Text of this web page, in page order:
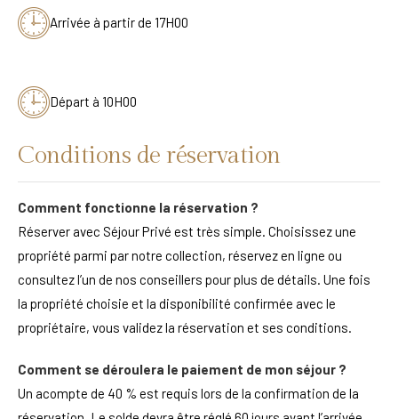
Arrivée à partir de 17H00
Départ à 10H00
Conditions de réservation
Comment fonctionne la réservation ?
Réserver avec Séjour Privé est très simple. Choisissez une
propriété parmi par notre collection, réservez en ligne ou
consultez l’un de nos conseillers pour plus de détails. Une fois
la propriété choisie et la disponibilité confirmée avec le
propriétaire, vous validez la réservation et ses conditions.
Comment se déroulera le paiement de mon séjour ?
Un acompte de 40 % est requis lors de la confirmation de la